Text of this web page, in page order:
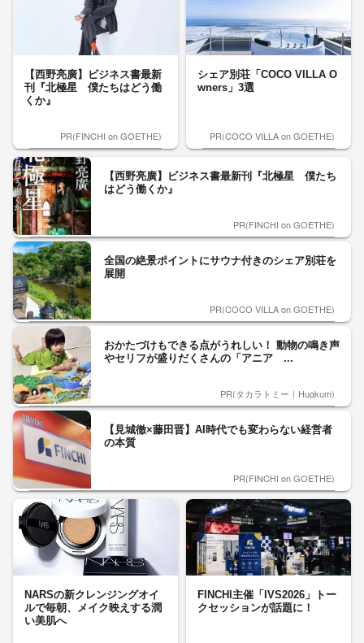
【西野亮廣】ビジネス書最新
刊『北極星 僕たちはどう働
くか』
PR(FINCHI on GOETHE)
シェア別荘「COCO VILLA O
wners」3選
PR(COCO VILLA on GOETHE)
【西野亮廣】ビジネス書最新刊『北極星 僕たち
はどう働くか』
PR(FINCHI on GOETHE)
全国の絶景ポイントにサウナ付きのシェア別荘を
展開
PR(COCO VILLA on GOETHE)
おかたづけもできる点がうれしい！ 動物の鳴き声
やセリフが盛りだくさんの「アニア ...
PR(タカラトミー｜Hugkum)
【見城徹×藤田晋】AI時代でも変わらない経営者
の本質
PR(FINCHI on GOETHE)
NARSの新クレンジングオイ
ルで毎朝、メイク映えする潤
い美肌へ
FINCHI主催「IVS2026」トー
クセッションが話題に！